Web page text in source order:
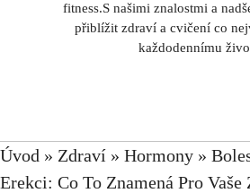
fitness.S našimi znalostmi a
přiblížit zdraví a cvičení co
každodennímu
Úvod » Zdraví » Hormony »
Erekci: Co To Znamená Pro Vaše